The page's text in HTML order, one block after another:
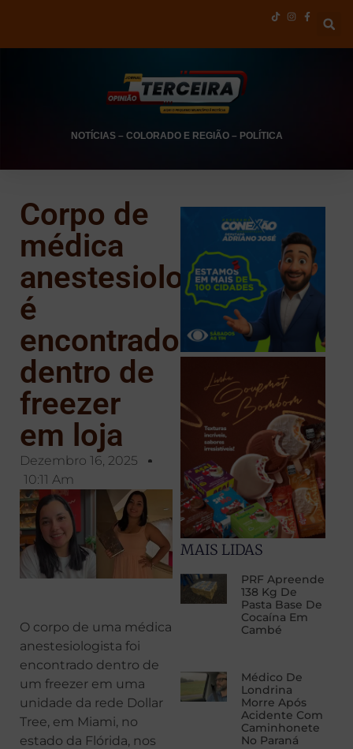
NOTÍCIAS– COLORADO E REGIÃO– POLÍTICA
Corpo de
médica
anestesiologista
é
encontrado
dentro de
freezer
em loja
Dezembro 16, 2025
10:11 Am
O corpo de uma médica
anestesiologista foi
encontrado dentro de
um freezer em uma
unidade da rede Dollar
Tree, em Miami, no
estado da Flórida, nos
MAIS LIDAS
PRF Apreende
138 Kg De
Pasta Base De
Cocaína Em
Cambé
Médico De
Londrina
Morre Após
Acidente Com
Caminhonete
No Paraná